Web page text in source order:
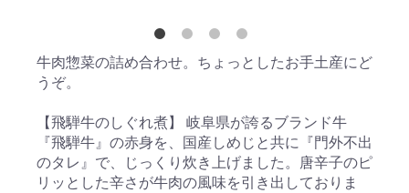
牛肉惣菜の詰め合わせ。ちょっとしたお手土産にど
うぞ。
【飛騨牛のしぐれ煮】 岐阜県が誇るブランド牛
『飛騨牛』の赤身を、国産しめじと共に『門外不出
のタレ』で、じっくり炊き上げました。唐辛子のピ
リッとした辛さが牛肉の風味を引き出しておりま